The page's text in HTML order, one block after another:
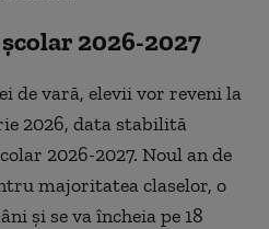
2026-2027
de vară, elevii vor reveni la
2026, data stabilită
2026-2027. Noul an de
majoritatea claselor, o
și se va încheia pe 18